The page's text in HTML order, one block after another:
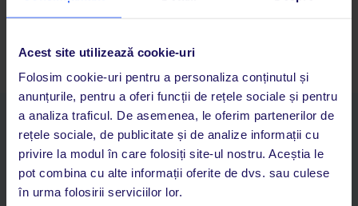
Acest site utilizează cookie-uri
Folosim cookie-uri pentru a personaliza conținutul și
anunțurile, pentru a oferi funcții de rețele sociale și pentru
a analiza traficul. De asemenea, le oferim partenerilor de
rețele sociale, de publicitate și de analize informații cu
privire la modul în care folosiți site-ul nostru. Aceștia le
pot combina cu alte informații oferite de dvs. sau culese
în urma folosirii serviciilor lor.
Descarcă acum aplicația TUI
Cauți rapid vacanțe și hoteluri din toată lumea
Adaugi la favorite vacanțele care îți plac și revii oricând la ele
Acces la rezervările curente pentru vacanțe și hoteluri, într-o
singură aplicație